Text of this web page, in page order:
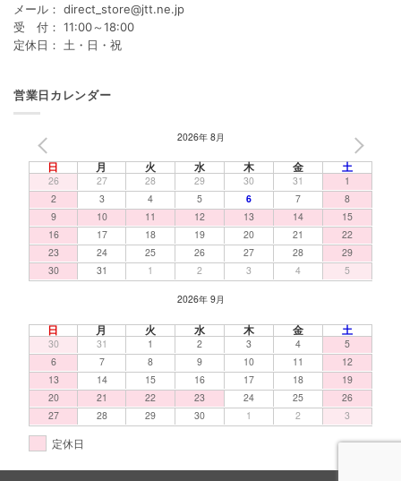
メール： direct_store@jtt.ne.jp
受 付： 11:00～18:00
定休日： 土・日・祝
営業日カレンダー
2026年 8月
日 月 火 水 木 金 土
26 27 28 29 30 31
1
2
3 4 5 6 7
8
9
10 11 12 13 14
15
16
17 18 19 20 21
22
23
24 25 26 27 28
29
30
31 1 2 3 4 5
2026年 9月
日 月 火 水 木 金 土
30 31 1 2 3 4
5
6
7 8 9 10 11
12
13
14 15 16 17 18
19
20
21 22 23 24 25
26
27
28 29 30 1 2 3
定休日